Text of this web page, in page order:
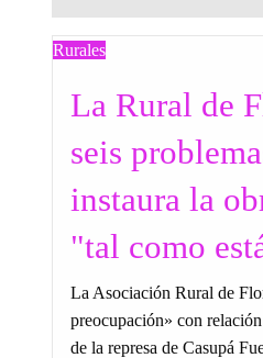
Rurales
La Rural de
seis
instaura la
"tal como
La Asociación Rural de
preocupación» con
de la represa de Casupá